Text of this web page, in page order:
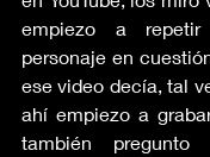
empiezo a
personaje en
ese video decía, tal
ahí empiezo a
también